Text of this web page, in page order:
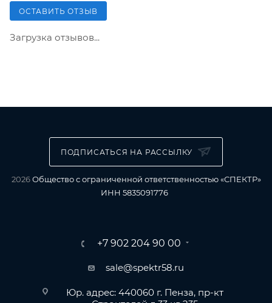
ОСТАВИТЬ ОТЗЫВ
Загрузка отзывов...
ПОДПИСАТЬСЯ НА РАССЫЛКУ
2026Общество с ограниченной ответственностью «СПЕКТР»
ИНН 5835091776
+7 902 204 90 00
sale@spektr58.ru
Юр. адрес: 440060 г. Пенза, пр-кт